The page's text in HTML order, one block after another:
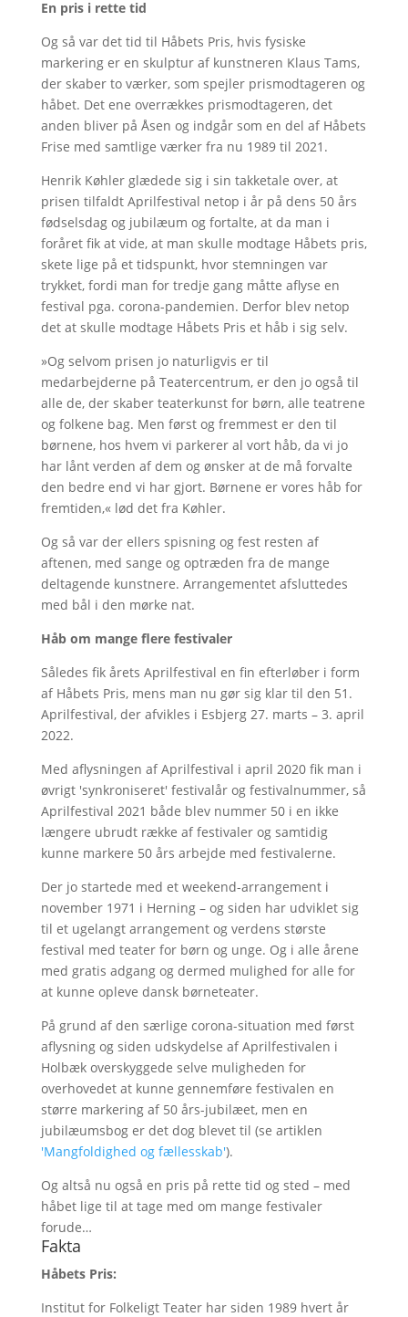
En pris i rette tid
Og så var det tid til Håbets Pris, hvis fysiske
markering er en skulptur af kunstneren Klaus Tams,
der skaber to værker, som spejler prismodtageren og
håbet. Det ene overrækkes prismodtageren, det
anden bliver på Åsen og indgår som en del af Håbets
Frise med samtlige værker fra nu 1989 til 2021.
Henrik Køhler glædede sig i sin takketale over, at
prisen tilfaldt Aprilfestival netop i år på dens 50 års
fødselsdag og jubilæum og fortalte, at da man i
foråret fik at vide, at man skulle modtage Håbets pris,
skete lige på et tidspunkt, hvor stemningen var
trykket, fordi man for tredje gang måtte aflyse en
festival pga. corona-pandemien. Derfor blev netop
det at skulle modtage Håbets Pris et håb i sig selv.
»Og selvom prisen jo naturligvis er til
medarbejderne på Teatercentrum, er den jo også til
alle de, der skaber teaterkunst for børn, alle teatrene
og folkene bag. Men først og fremmest er den til
børnene, hos hvem vi parkerer al vort håb, da vi jo
har lånt verden af dem og ønsker at de må forvalte
den bedre end vi har gjort. Børnene er vores håb for
fremtiden,« lød det fra Køhler.
Og så var der ellers spisning og fest resten af
aftenen, med sange og optræden fra de mange
deltagende kunstnere. Arrangementet afsluttedes
med bål i den mørke nat.
Håb om mange flere festivaler
Således fik årets Aprilfestival en fin efterløber i form
af Håbets Pris, mens man nu gør sig klar til den 51.
Aprilfestival, der afvikles i Esbjerg 27. marts – 3. april
2022.
Med aflysningen af Aprilfestival i april 2020 fik man i
øvrigt 'synkroniseret' festivalår og festivalnummer, så
Aprilfestival 2021 både blev nummer 50 i en ikke
længere ubrudt række af festivaler og samtidig
kunne markere 50 års arbejde med festivalerne.
Der jo startede med et weekend-arrangement i
november 1971 i Herning – og siden har udviklet sig
til et ugelangt arrangement og verdens største
festival med teater for børn og unge. Og i alle årene
med gratis adgang og dermed mulighed for alle for
at kunne opleve dansk børneteater.
På grund af den særlige corona-situation med først
aflysning og siden udskydelse af Aprilfestivalen i
Holbæk overskyggede selve muligheden for
overhovedet at kunne gennemføre festivalen en
større markering af 50 års-jubilæet, men en
jubilæumsbog er det dog blevet til (se artiklen
'Mangfoldighed og fællesskab').
Og altså nu også en pris på rette tid og sted – med
håbet lige til at tage med om mange festivaler
forude…
Fakta
Håbets Pris:
Institut for Folkeligt Teater har siden 1989 hvert år